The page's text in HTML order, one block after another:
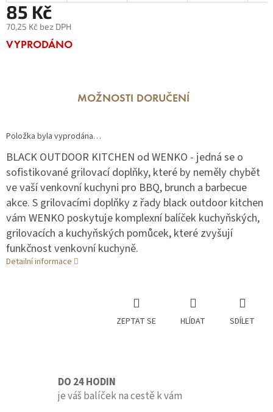
85 Kč
70,25 Kč bez DPH
Měrná
VYPRODÁNO
MOŽNOSTI DORUČENÍ
Položka byla vyprodána…
BLACK OUTDOOR KITCHEN od WENKO - jedná se o
sofistikované grilovací doplňky, které by neměly chybět
ve vaší venkovní kuchyni pro BBQ, brunch a barbecue
akce. S grilovacími doplňky z řady black outdoor kitchen
vám WENKO poskytuje komplexní balíček kuchyňských,
grilovacích a kuchyňských pomůcek, které zvyšují
funkčnost venkovní kuchyně.
Detailní informace
ZEPTAT SE HLÍDAT SDÍLET
DO 24 HODIN
je váš balíček na cestě k vám